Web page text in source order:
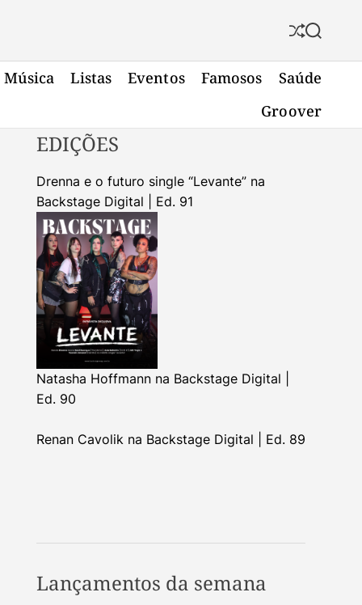
S
f
l
S
a
r
h
Música Listas Eventos Famosos
Saúde
Groover
EDIÇÕES
Drenna e o futuro single “Levante” na
Backstage Digital | Ed. 91
Natasha Hoffmann na Backstage Digital |
Ed. 90
Renan Cavolik na Backstage Digital | Ed. 89
Lançamentos da semana